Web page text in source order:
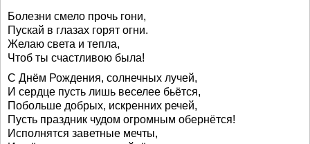
Болезни смело прочь гони,
Пускай в глазах горят огни.
Желаю света и тепла,
Чтоб ты счастливою была!
С Днём Рождения, солнечных лучей,
И сердце пусть лишь веселее бьётся,
Побольше добрых, искренних речей,
Пусть праздник чудом огромным обернётся!
Исполнятся заветные мечты,